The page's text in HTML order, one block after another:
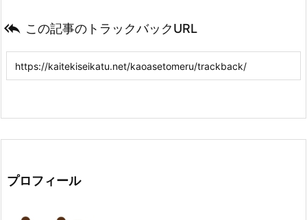
 この記事のトラックバックURL
プロフィール